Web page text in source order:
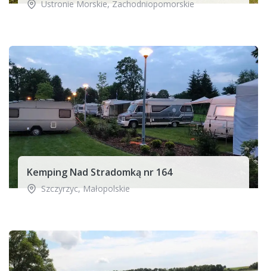
Ustronie Morskie,Zachodniopomorskie
Kemping Nad Stradomką nr 164
Szczyrzyc, Małopolskie